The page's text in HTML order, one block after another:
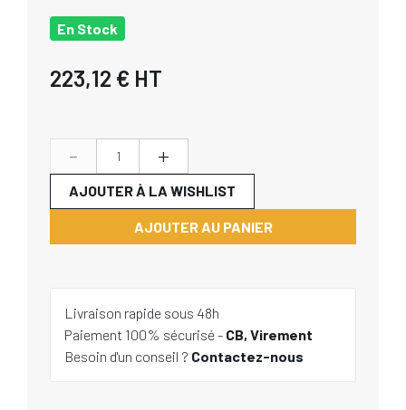
En Stock
223,12 € HT
- +
AJOUTER AU PANIER
AJOUTER À LA WISHLIST
Livraison rapide sous 48h
Paiement 100% sécurisé - CB, Virement
Besoin d'un conseil ? Contactez-nous